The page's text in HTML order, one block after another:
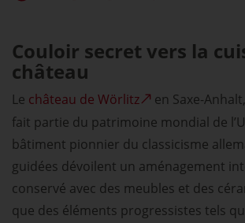
Couloir secret vers la
château
Le château de Wörlitz
en Saxe-
fait partie du patrimoine mondial de
bâtiment pionnier du classicisme
guidées dévoilent un aménagement
conservé avec des meubles et des
que des éléments progressistes tels